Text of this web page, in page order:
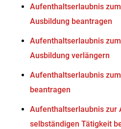
Aufenthaltserlaubnis
Ausbildung beantragen
Aufenthaltserlaubnis
Ausbildung verlängern
Aufenthaltserlaubnis
beantragen
Aufenthaltserlaubnis zur
selbständigen Tätigkeit